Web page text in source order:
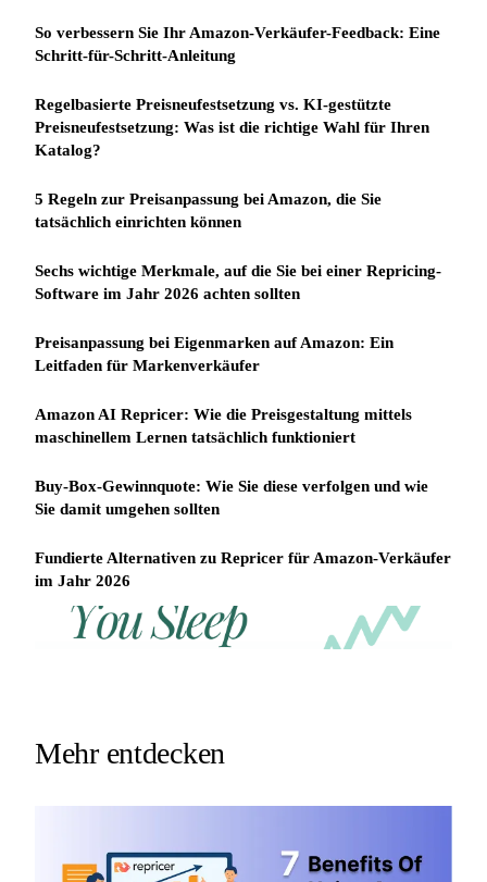
So verbessern Sie Ihr Amazon-Verkäufer-Feedback: Eine
Schritt-für-Schritt-Anleitung
Regelbasierte Preisneufestsetzung vs. KI-gestützte
Preisneufestsetzung: Was ist die richtige Wahl für Ihren
Katalog?
5 Regeln zur Preisanpassung bei Amazon, die Sie
tatsächlich einrichten können
Sechs wichtige Merkmale, auf die Sie bei einer Repricing-
Software im Jahr 2026 achten sollten
Preisanpassung bei Eigenmarken auf Amazon: Ein
Leitfaden für Markenverkäufer
Amazon AI Repricer: Wie die Preisgestaltung mittels
maschinellem Lernen tatsächlich funktioniert
Buy-Box-Gewinnquote: Wie Sie diese verfolgen und wie
Sie damit umgehen sollten
Fundierte Alternativen zu Repricer für Amazon-Verkäufer
im Jahr 2026
REPRICER
Win
while
you
Your
Repricer.com
seconds.
Mehr entdecken